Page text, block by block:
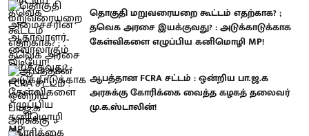
தொகுதி மறுவரையறை கூட்டம் எதற்காக? ;
தவெக அரசை இயக்குவது? : அடுக்காடுக்காக
கேள்விகளை எழுப்பிய கனிமொழி MP!
ஆபத்தான FCRA சட்டம் : ஒன்றிய பா.ஜ.க
அரசுக்கு கோரிக்கை வைத்த கழகத் தலைவர்
மு.க.ஸ்டாலின்!